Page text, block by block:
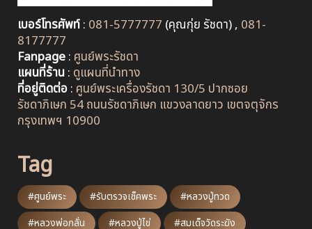
เบอร์โทรศัพท์: 081-5777777 (คุณกุ่ย รัชดา) , 081-
8177777
Fanpage: ศูนย์พระรัชดา
แผนที่ร้าน: ดูแผนที่นำทาง
ที่อยู่ติดต่อ: ศูนย์พระเครื่องรัชดา 130/5 ปากซอย
รัชดาภิเษก 54 ถนนรัชดาภิเษก แขวงลาดยาว เขตจตุจักร
กรุงเทพฯ 10900
Tag
#ศูนย์พระ #รับตรวจเช็คพระ
#หลวงปู่ทวด
#หลวงพ่อกลั่น
#หลวงปู่ไข่ #สมเด็จวัดระฆัง